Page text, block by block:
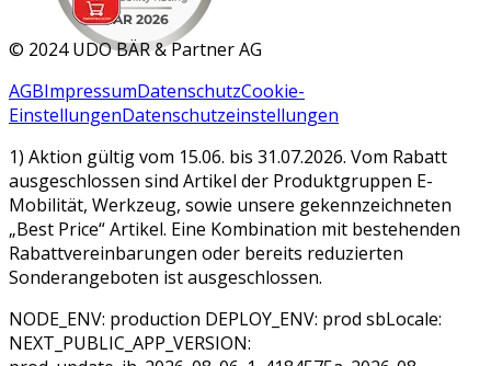
MAR 2026
© 2024 UDO BÄR & Partner AG
AGBImpressumDatenschutzCookie-
EinstellungenDatenschutzeinstellungen
1) Aktion gültig vom 15.06. bis 31.07.2026. Vom Rabatt
ausgeschlossen sind Artikel der Produktgruppen E-
Mobilität, Werkzeug, sowie unsere gekennzeichneten
„Best Price“ Artikel. Eine Kombination mit bestehenden
Rabattvereinbarungen oder bereits reduzierten
Sonderangeboten ist ausgeschlossen.
NODE_ENV: production DEPLOY_ENV: prod sbLocale:
NEXT_PUBLIC_APP_VERSION: